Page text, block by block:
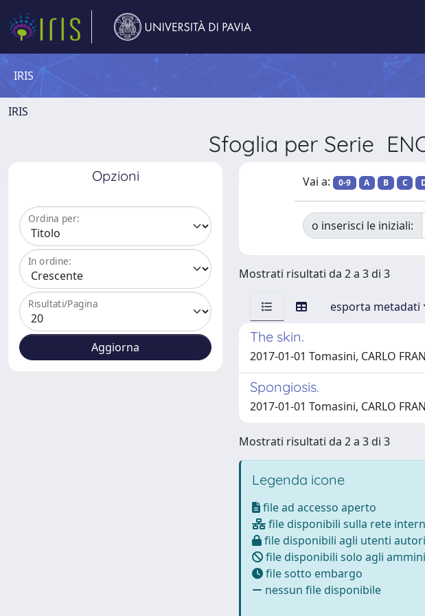
IRIS
IRIS
Sfoglia per Serie
Opzioni
Ordina per:
In ordine:
Risultati/Pagina
Vai a: 0-9 A B C
o inserisci le iniziali:
Mostrati risultati da 2 a 3 di 3
esporta metadati
The skin.
2017-01-01 Tomasini, CARLO
Spongiosis.
2017-01-01 Tomasini, CARLO
Mostrati risultati da 2 a 3 di 3
Legenda icone
file ad accesso aperto
file disponibili sulla rete
file disponibili agli utenti
file disponibili solo agli
file sotto embargo
nessun file disponibile